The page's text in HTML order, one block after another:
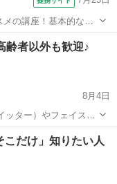
の講座！基本的な操
ソフトである
本操者以外も歓迎♪
8月4日
ッター）やフェイスブ
を送ってください！」
他 SNS
こだけ」知りたい人